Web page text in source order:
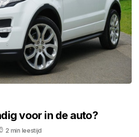
voor in de auto?
2 min leestijd